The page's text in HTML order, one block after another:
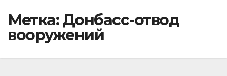
Метка:Донбасс-отвод
вооружений